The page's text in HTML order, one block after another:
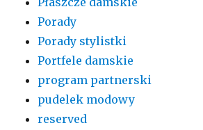
Porady
Porady stylistki
Portfele damskie
program partnerski
pudelek modowy
reserved